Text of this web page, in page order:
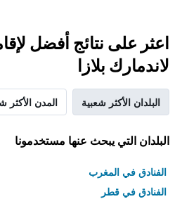
اعثر على نتائج أفضل
لاندمارك بلازا
البلدان الأكثر شعبية المدن الأكثر
البلدان التي يبحث عنها مستخدمونا
الفنادق في المغرب
الفنادق في قطر